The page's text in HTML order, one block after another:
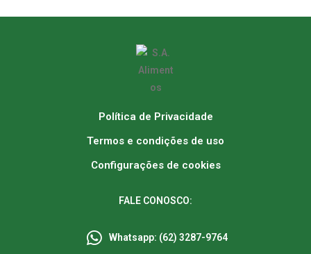
Política de Privacidade
Termos e condições de uso
Configurações de cookies
FALE CONOSCO:
Whatsapp: (62) 3287-9764